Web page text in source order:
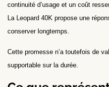
continuité d’usage et un coût
La Leopard 40K propose une
conserver longtemps.
Cette promesse n’a toutefois de
supportable sur la durée.